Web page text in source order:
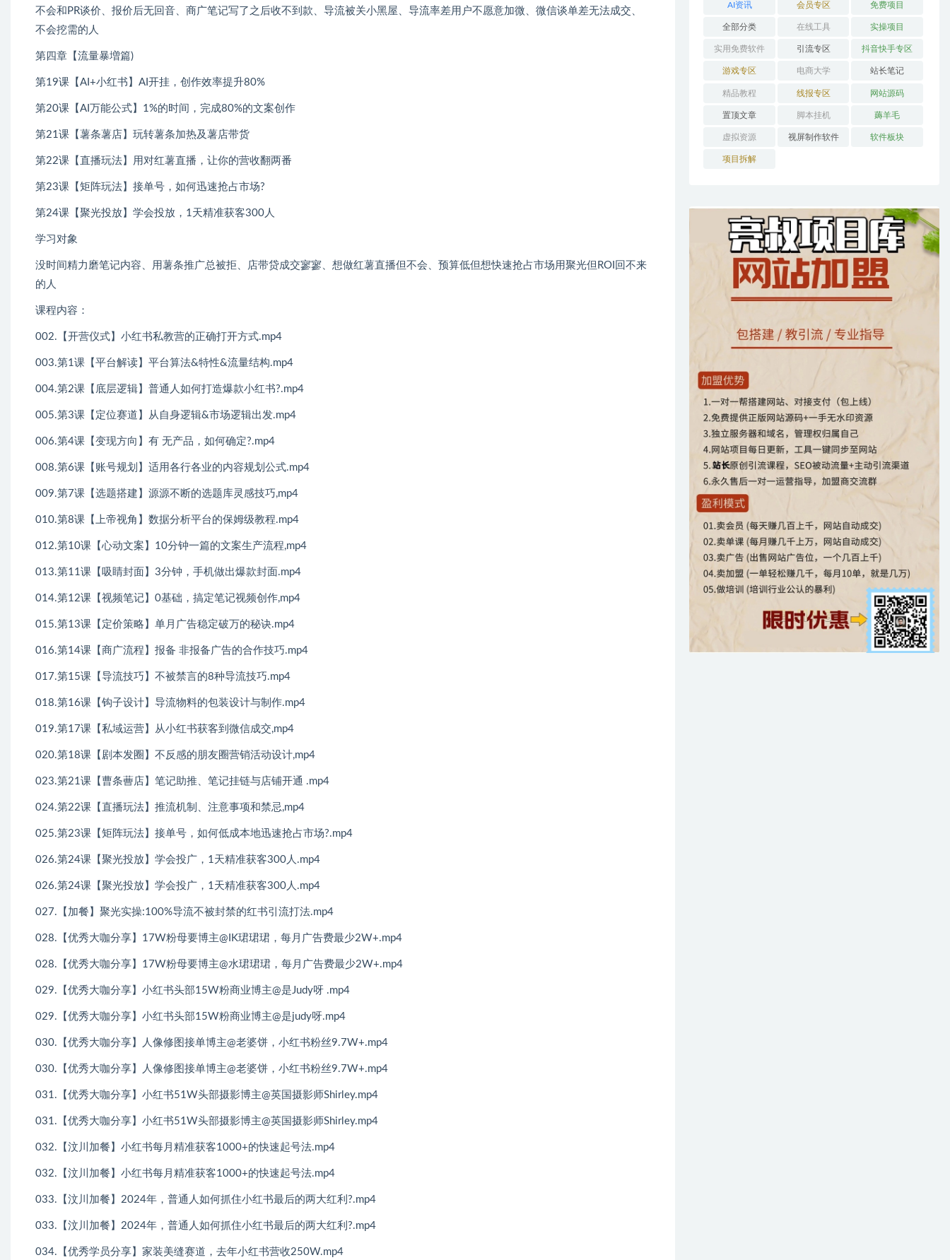
不会和PR谈价、报价后无回音、商广笔记写了之后收不到款、导流被关小黑屋、导流率差用户不愿意加微、微信谈单差无法成交、
不会挖需的人
第四章【流量暴増篇)
第19课【AI+小红书】AI开挂，创作效率提升80%
第20课【AI万能公式】1%的时间，完成80%的文案创作
第21课【薯条薯店】玩转薯条加热及薯店带货
第22课【直播玩法】用对红薯直播，让你的营收翻两番
第23课【矩阵玩法】接单号，如何迅速抢占市场?
第24课【聚光投放】学会投放，1天精准获客300人
学习对象
没时间精力磨笔记内容、用薯条推广总被拒、店带贷成交寥寥、想做红薯直播但不会、预算低但想快速抢占市场用聚光但ROI回不来
的人
课程内容：
002.【开营仪式】小红书私教营的正确打开方式.mp4
003.第1课【平台解读】平台算法&特性&流量结构.mp4
004.第2课【底层逻辑】普通人如何打造爆款小红书?.mp4
005.第3课【定位赛道】从自身逻辑&市场逻辑出发.mp4
006.第4课【变现方向】有 无产品，如何确定?.mp4
008.第6课【账号规划】适用各行各业的内容规划公式.mp4
009.第7课【选题搭建】源源不断的选题库灵感技巧,mp4
010.第8课【上帝视角】数据分析平台的保姆级教程.mp4
012.第10课【心动文案】10分钟一篇的文案生产流程,mp4
013.第11课【吸睛封面】3分钟，手机做出爆款封面.mp4
014.第12课【视频笔记】0基础，搞定笔记视频创作,mp4
015.第13课【定价策略】单月广告稳定破万的秘诀.mp4
016.第14课【商广流程】报备 非报备广告的合作技巧.mp4
017.第15课【导流技巧】不被禁言的8种导流技巧.mp4
018.第16课【钩子设计】导流物料的包装设计与制作.mp4
019.第17课【私域运营】从小红书获客到微信成交,mp4
020.第18课【剧本发圈】不反感的朋友圈营销活动设计,mp4
023.第21课【曹条蓸店】笔记助推、笔记挂链与店铺开通 .mp4
024.第22课【直播玩法】推流机制、注意事项和禁忌,mp4
025.第23课【矩阵玩法】接单号，如何低成本地迅速抢占市场?.mp4
026.第24课【聚光投放】学会投广，1天精准获客300人.mp4
026.第24课【聚光投放】学会投广，1天精准获客300人.mp4
027.【加餐】聚光实操:100%导流不被封禁的红书引流打法.mp4
028.【优秀大咖分享】17W粉母要博主@IK珺珺珺，每月广告费最少2W+.mp4
028.【优秀大咖分享】17W粉母要博主@水珺珺珺，每月广告费最少2W+.mp4
029.【优秀大咖分享】小红书头部15W粉商业博主@是Judy呀 .mp4
029.【优秀大咖分享】小红书头部15W粉商业博主@是judy呀.mp4
030.【优秀大咖分享】人像修图接单博主@老婆饼，小红书粉丝9.7W+.mp4
030.【优秀大咖分享】人像修图接单博主@老婆饼，小红书粉丝9.7W+.mp4
031.【优秀大咖分享】小红书51W头部摄影博主@英国摄影师Shirley.mp4
031.【优秀大咖分享】小红书51W头部摄影博主@英国摄影师Shirley.mp4
032.【汶川加餐】小红书每月精准获客1000+的快速起号法.mp4
032.【汶川加餐】小红书每月精准获客1000+的快速起号法.mp4
033.【汶川加餐】2024年，普通人如何抓住小红书最后的两大红利?.mp4
033.【汶川加餐】2024年，普通人如何抓住小红书最后的两大红利?.mp4
034.【优秀学员分享】家装美缝赛道，去年小红书营收250W.mp4
AI资讯 会员专区 免费项目
全部分类 在线工具 实操项目
实用免费软件 引流专区 抖音快手专区
游戏专区 电商大学 站长笔记
精品教程 线报专区 网站源码
置顶文章 脚本挂机 薅羊毛
虚拟资源 视屏制作软件 软件板块
项目拆解